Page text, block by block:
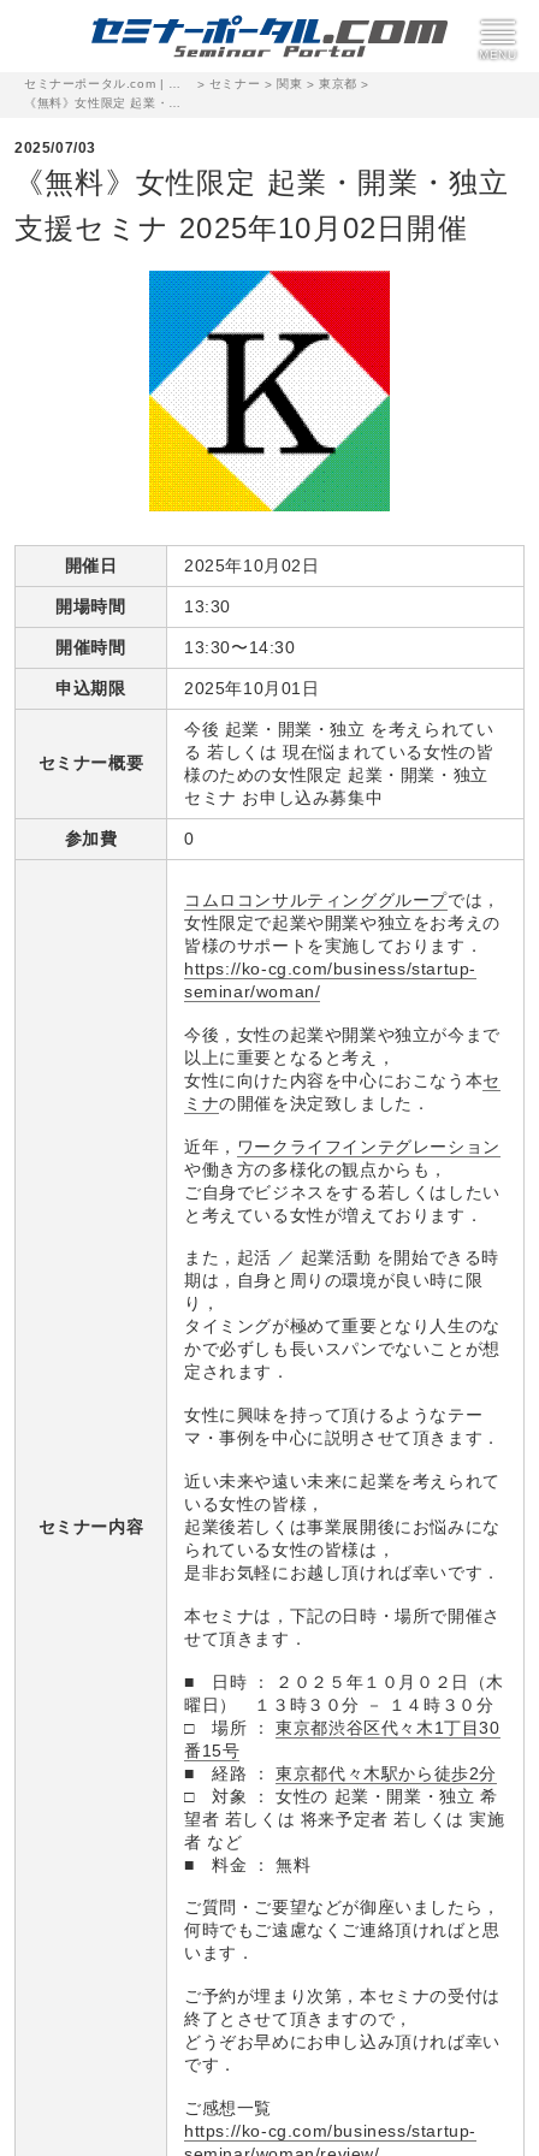
> セミナー > 関東 >東京都 >
2025/07/03
《無料》女性限定 起業・開業・独立
支援セミナ 2025年10月02日開催
開催日 2025年10月02日
開場時間 13:30
開催時間 13:30〜14:30
申込期限 2025年10月01日
セミナー概要
今後 起業・開業・独立 を考えられてい
る 若しくは 現在悩まれている女性の皆
様のための女性限定 起業・開業・独立
セミナ お申し込み募集中
参加費 0
セミナー内容
コムロコンサルティンググループでは，
女性限定で起業や開業や独立をお考えの
皆様のサポートを実施しております．
https://ko-cg.com/business/startup-
seminar/woman/
今後，女性の起業や開業や独立が今まで
以上に重要となると考え，
女性に向けた内容を中心におこなう本セ
ミナの開催を決定致しました．
近年， ワークライフインテグレーション
や働き方の多様化の観点からも，
ご自身でビジネスをする若しくはしたい
と考えている女性が増えております．
また，起活 ／ 起業活動 を開始できる時
期は，自身と周りの環境が良い時に限
り，
タイミングが極めて重要となり人生のな
かで必ずしも長いスパンでないことが想
定されます．
女性に興味を持って頂けるようなテー
マ・事例を中心に説明させて頂きます．
近い未来や遠い未来に起業を考えられて
いる女性の皆様，
起業後若しくは事業展開後にお悩みにな
られている女性の皆様は，
是非お気軽にお越し頂ければ幸いです．
本セミナは，下記の日時・場所で開催さ
せて頂きます．
■ 日時 ： ２０２５年１０月０２日（木
曜日） １３時３０分 － １４時３０分
□ 場所 ：東京都渋谷区代々木1丁目30
番15号
■ 経路 ：東京都代々木駅から徒歩2分
□ 対象 ： 女性の 起業・開業・独立 希
望者 若しくは 将来予定者 若しくは 実施
者 など
■ 料金 ： 無料
ご質問・ご要望などが御座いましたら，
何時でもご遠慮なくご連絡頂ければと思
います．
ご予約が埋まり次第，本セミナの受付は
終了とさせて頂きますので，
どうぞお早めにお申し込み頂ければ幸い
です．
ご感想一覧
https://ko-cg.com/business/startup-